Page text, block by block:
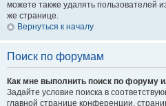
можете также удалять пользователей
же странице.
Вернуться к началу
Поиск по форумам
Как мне выполнить поиск по форуму
Задайте условие поиска в
главной странице конференции,